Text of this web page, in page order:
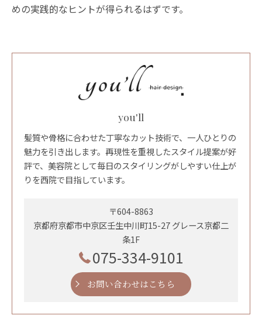
めの実践的なヒントが得られるはずです。
you'll
髪質や骨格に合わせた丁寧なカット技術で、一人ひとりの
魅力を引き出します。再現性を重視したスタイル提案が好
評で、美容院として毎日のスタイリングがしやすい仕上が
りを西院で目指しています。
〒604-8863
京都府京都市中京区壬生中川町15-27 グレース京都二
条1F
075-334-9101
お問い合わせはこちら